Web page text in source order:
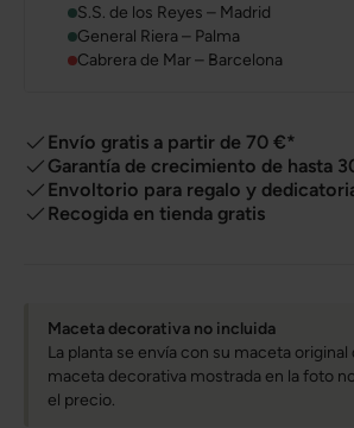
S.S. de los Reyes – Madrid
General Riera – Palma
Cabrera de Mar – Barcelona
Envío gratis a partir de 70 €*
Garantía de crecimiento de hasta
Envoltorio para regalo y
Recogida en tienda gratis
Maceta decorativa no incluida
La planta se envía con su maceta original
maceta decorativa mostrada en la foto
el precio.